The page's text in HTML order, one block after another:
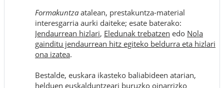
Formakuntza atalean, prestakuntza-material
interesgarria aurki daiteke; esate baterako:
Jendaurrean hizlari, Eledunak trebatzen edo Nola
gainditu jendaurrean hitz egiteko beldurra eta hizlari
ona izatea.
Bestalde, euskara ikasteko baliabideen atarian,
helduen euskalduntzeari buruzko oinarrizko